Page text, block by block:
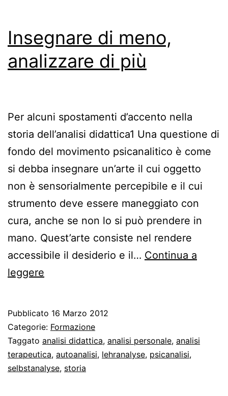
Insegnare di meno,
analizzare di più
Per alcuni spostamenti d’accento nella
storia dell’analisi didattica1 Una questione di
fondo del movimento psicanalitico è come
si debba insegnare un’arte il cui oggetto
non è sensorialmente percepibile e il cui
strumento deve essere maneggiato con
cura, anche se non lo si può prendere in
mano. Quest’arte consiste nel rendere
accessibile il desiderio e il… Continua a
leggere
analizzare
di
più
Pubblicato 16 Marzo 2012
Categorie: Formazione
Taggato analisi didattica, analisi personale, analisi
terapeutica, autoanalisi, lehranalyse, psicanalisi,
selbstanalyse, storia